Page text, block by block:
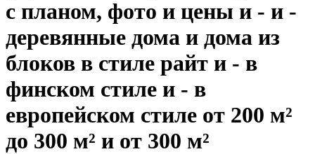
с планом, фото и цены и - и -
деревянные дома и дома из
блоков в стиле райт и - в
финском стиле и - в
европейском стиле от 200 м²
до 300 м² и от 300 м²